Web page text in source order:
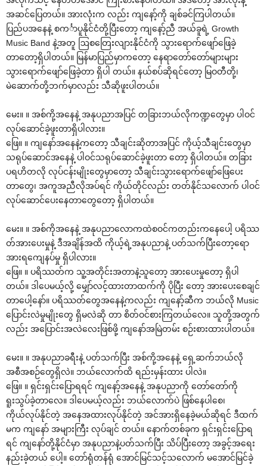
အဆင်‌ပြေတယ်။ အားလုံးက လည်း ကျ‌နော့်ကို ချစ်ခင်ကြပါတယ်။
ပြည်ပအ‌နေနဲ့ စကင်္ာပူနိုင်ငံတို့ပြီး‌တော့ ကျ‌နော့်ညီ အယ်ခူရဲ့ Growth
Music Band နဲ့အတူ ဩစ‌တြေးလျားနိုင်ငံကို သွား‌ရောက်‌ဖျော်‌ဖြေခဲ့
တာ‌တော့ရှိပါတယ်။ မြန်မာပြည်မှာက‌တော့ ‌နေရာ‌တော်‌တော်များများ
သွား‌ရောက်‌ဖျော်‌ဖြေခဲ့တာ ရှိပါ တယ်။ နယ်စပ်ဆိုရင်‌တော့ မြဝတီတို့၊
မဲ‌ဆောက်တို့ဘက်မှာလည်း သီဆိုဖူးပါတယ်။
‌မေး။ ။ အစ်ကို့အ‌နေနဲ့ အနုပညာအပြင် တခြားဘယ်လိုကဏ္ဍ‌တွေမှာ ပါဝင်
လုပ်‌ဆောင်ခဲ့ဖူးတာရှိပါလား။
‌ဖြေ။ ။ ကျ‌နော်အ‌နေနဲ့က‌တော့ သီချင်းဆိုတာအပြင် ကိုယ့်သီချင်း‌တွေမှာ
သရုပ်‌ဆောင်အ‌နေနဲ့ ပါဝင်သရုပ်‌ဆောင်ခဲ့ဖူးတာ ‌တော့ ရှိပါတယ်။ တခြား
ပရဟိတလို လုပ်ငန်းမျိုး‌တွေမှာ‌တော့ သီချင်းသွား‌ရောက်‌ဖျော်‌ဖြေ‌ပေး
တာ‌တွေ၊ အကူအညီလိုအပ်ရင် ကိုယ်တိုင်လည်း တတ်နိုင်သ‌လောက် ပါဝင်
လုပ်‌ဆောင်‌ပေး‌နေတာ‌တွေ‌တော့ ရှိပါတယ်။
‌မေး။ ။ အစ်ကိုအ‌နေနဲ့ အနုပညာ‌လောကထဲစဝင်ကတည်းက‌နေ‌ပေါ့ ပရိဿ
တ်အား‌ပေးမှုနဲ့ ဒီအချိန်အထိ ကိုယ့်ရဲ့အနုပညာနဲ့ ပတ်သက်ပြီး‌တော့‌ရော
အားရ‌ကျေနပ်မှု ရှိပါလား။
‌ဖြေ။ ။ ပရိဿတ်က သူ့အတိုင်းအတာနဲ့သူ‌တော့ အား‌ပေးမှု‌တော့ ရှိပါ
တယ်။ ဒါ‌ပေမယ့်လို့ ‌မျှော်လင့်ထားတာထက်ကို ပိုပြီး ‌တော့ အား‌ပေး‌စေချင်
တာ‌ပေါ့‌နော်။ ပရိဿတ်‌တွေအ‌နေနဲ့ကလည်း ကျ‌နော့်ဆီက ဘယ်လို Music
‌ပြောင်းလဲမှုမျိုး‌တွေ ရှိမလဲဆို တာ စိတ်ဝင်စားကြတယ်‌လေ။ သူတို့အတွက်
လည်း အ‌ပြောင်းအလဲ‌လေးဖြစ်ဖို့ ကျ‌နော်အမြဲတမ်း စဉ်းစားထားပါတယ်။
‌မေး။ ။ အနုပညာခရီးနဲ့ ပတ်သက်ပြီး အစ်ကို့အ‌နေနဲ့ ‌ရှေ့ဆက်ဘယ်လို
အစီအစဉ်‌တွေရှိလဲ။ ဘယ်‌လောက်ထိ ရည်းမှန်းထား ပါလဲ။
‌ဖြေ။ ။ ရှင်းရှင်း‌ပြောရရင် ကျ‌နော့်အ‌နေနဲ့ အနုပညာကို ‌တော်‌တော်ကို
ရူးသွပ်ခဲ့တာ‌လေ။ ဒါ‌ပေမယ့်လည်း ဘယ်‌လောက်ပဲ ဖြစ်‌နေပါ‌စေ၊
ကိုယ်လုပ်နိုင်တဲ့ အ‌နေအထားလုပ်နိုင်တဲ့ အင်အားရှိ‌နေခဲ့မယ်ဆိုရင် ဒီထက်
မက ကျ‌နော် အများကြီး လုပ်ချင် တယ်။ ‌နောက်တစ်ခုက ရှင်းရှင်း‌ပြောရ
ရင် ကျ‌နော်တို့နိုင်ငံမှာ အနုပညာနဲ့ပတ်သက်ပြီး သိပ်ပြီး‌တော့ အခွင့်အ‌ရေး
နည်းခဲ့တယ် ‌ပေါ့။ ‌တော်ရုံတန်ရုံ ‌အောင်မြင်သင့်သ‌လောက် မ‌အောင်မြင်ခဲ့